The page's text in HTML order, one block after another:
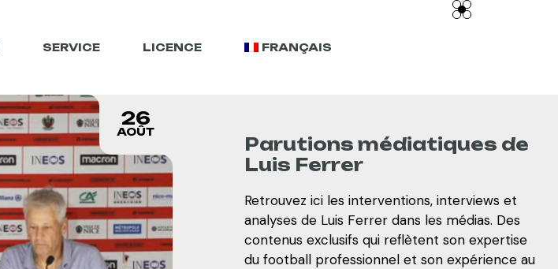
SERVICE LICENCE FRANÇAIS
26
AOÛT
Parutions médiatiques de
Luis Ferrer
Retrouvez ici les interventions, interviews et
analyses de Luis Ferrer dans les médias. Des
contenus exclusifs qui reflètent son expertise
du football professionnel et son expérience au